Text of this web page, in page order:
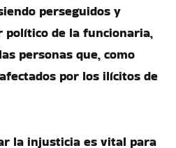
perseguidos y
político de la funcionaria,
personas que, como
por los ilícitos de
la injusticia es vital para